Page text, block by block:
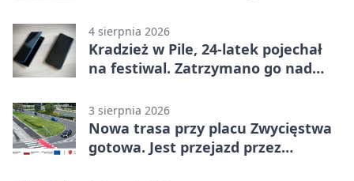
4 sierpnia 2026
Kradzież w Pile, 24-latek pojechał
na festiwal. Zatrzymano go nad
3 sierpnia 2026
Nowa trasa przy placu Zwycięstwa
gotowa. Jest przejazd przez